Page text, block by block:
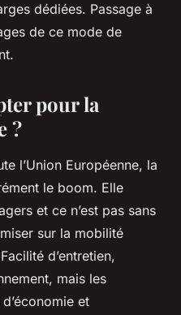
dédiées. Passage à
de ce mode de
pour la
?
l’Union Européenne, la
le boom. Elle
et ce n’est pas sans
sur la mobilité
d’entretien,
mais les
et